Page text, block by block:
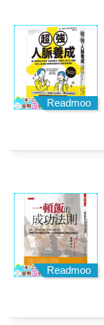
Readmoo
Readmoo